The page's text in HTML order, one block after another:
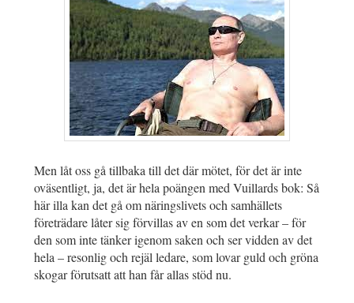
Men låt oss gå tillbaka till det där mötet, för det är inte
oväsentligt, ja, det är hela poängen med Vuillards bok: Så
här illa kan det gå om näringslivets och samhällets
företrädare låter sig förvillas av en som det verkar – för
den som inte tänker igenom saken och ser vidden av det
hela – resonlig och rejäl ledare, som lovar guld och gröna
skogar förutsatt att han får allas stöd nu.